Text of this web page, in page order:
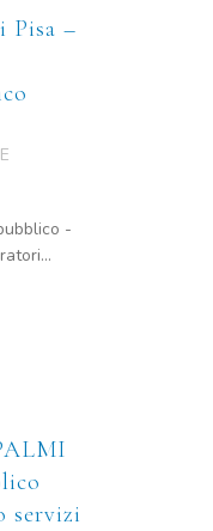
Pisa –
-
servizi